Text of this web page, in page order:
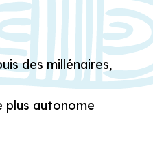
des millénaires,
plus autonome